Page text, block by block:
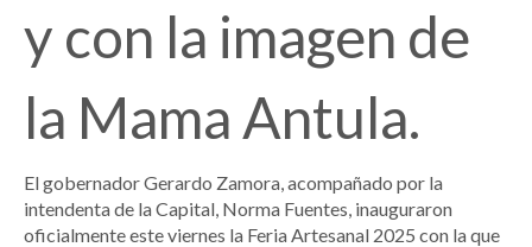
y con la imagen de
la Mama Antula.
El gobernador Gerardo Zamora, acompañado por la
intendenta de la Capital, Norma Fuentes, inauguraron
oficialmente este viernes la Feria Artesanal 2025 con la que